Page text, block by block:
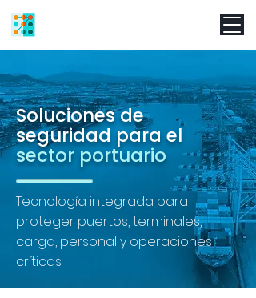
Soluciones de
seguridad para el
sector portuario
Tecnología integrada para
proteger puertos, terminales,
carga, personal y operaciones
críticas.